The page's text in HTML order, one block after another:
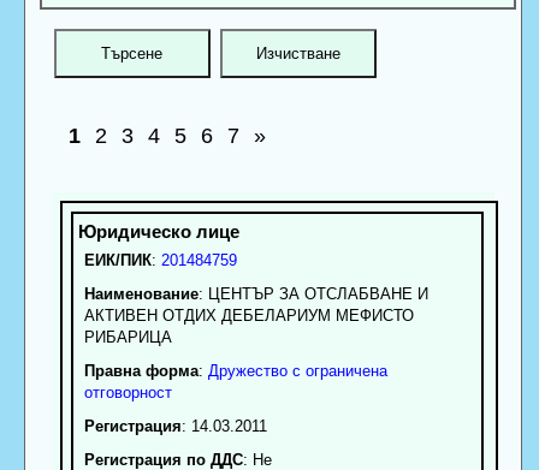
1 2 3 4 5 6 7 »
ЕИК/ПИК: 201484759
Наименование: ЦЕНТЪР ЗА ОТСЛАБВАНЕ И
АКТИВЕН ОТДИХ ДЕБЕЛАРИУМ МЕФИСТО
РИБАРИЦА
Правна форма: Дружество с ограничена
отговорност
Регистрация: 14.03.2011
Регистрация по ДДС: Нe